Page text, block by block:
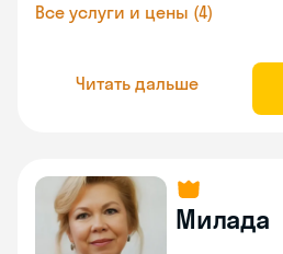
Все услуги и цены (4)
Читать дальше
Милада